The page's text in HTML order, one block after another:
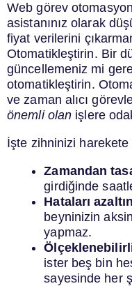
Web görev
asistanınız olarak
fiyat verilerini
Otomatikleştirin. Bir
güncellemeniz mi
otomatikleştirin.
ve zaman alıcı
önemli olan işlere
İşte zihninizi harekete
Zamandan
girdiğinde
Hataları
beyninizin
yapmaz.
ister beş bin
sayesinde her